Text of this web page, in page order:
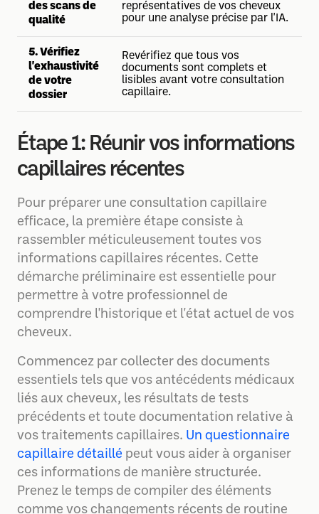
des scans de
qualité
représentatives de vos cheveux
pour une analyse précise par l'IA.
5. Vérifiez
l'exhaustivité
de votre
dossier
Revérifiez que tous vos
documents sont complets et
lisibles avant votre consultation
capillaire.
Étape 1: Réunir vos informations
capillaires récentes
Pour préparer une consultation capillaire
efficace, la première étape consiste à
rassembler méticuleusement toutes vos
informations capillaires récentes. Cette
démarche préliminaire est essentielle pour
permettre à votre professionnel de
comprendre l'historique et l'état actuel de vos
cheveux.
Commencez par collecter des documents
essentiels tels que vos antécédents médicaux
liés aux cheveux, les résultats de tests
précédents et toute documentation relative à
vos traitements capillaires. Un questionnaire
capillaire détaillé peut vous aider à organiser
ces informations de manière structurée.
Prenez le temps de compiler des éléments
comme vos changements récents de routine